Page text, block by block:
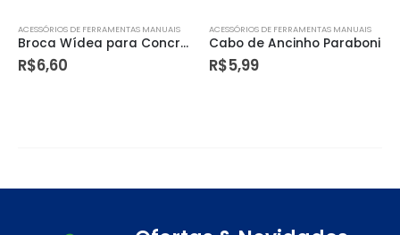
ACESSÓRIOS DE FERRAMENTAS MANUAIS
Broca Wídea para Concreto 4 X 75mm – Vonder
R$6,60
ACESSÓRIOS DE FERRAMENTAS MANUAIS
Cabo de Ancinho Paraboni
R$5,99